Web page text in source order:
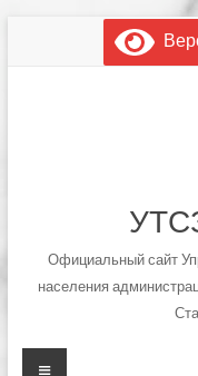
содержимому
Официальный сайт
населения
Меню